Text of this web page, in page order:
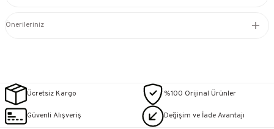
Önerileriniz
Ücretsiz Kargo %100 Orijinal Ürünler
Güvenli Alışveriş Değişim ve İade Avantajı